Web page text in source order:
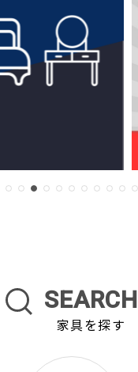
SEARCH
家具を探す